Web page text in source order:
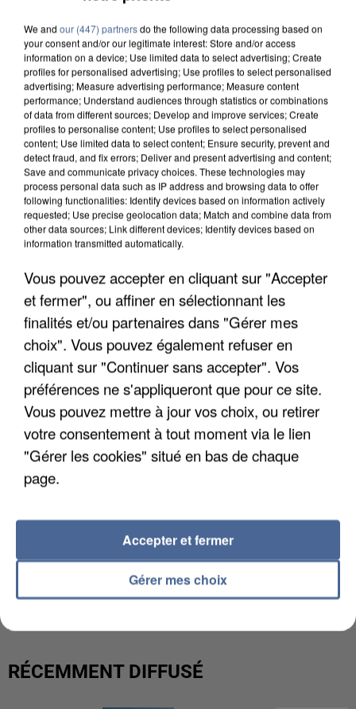
INTERMARCHÉ APRÈS UNE...
VISÉS PAR DES INGÉRENCES...
RÉCEMMENT DIFFUSÉ
We and our (447) partnersdo the following data processing based on
your consent and/or our legitimate interest: Store and/or access
information on a device; Use limited data to select advertising; Create
profiles for personalised advertising; Use profiles to select personalised
advertising; Measure advertising performance; Measure content
performance; Understand audiences through statistics or combinations
of data from different sources; Develop and improve services; Create
profiles to personalise content; Use profiles to select personalised
content; Use limited data to select content; Ensure security, prevent and
detect fraud, and fix errors; Deliver and present advertising and content;
Save and communicate privacy choices. These technologies may
process personal data such as IP address and browsing data to offer
following functionalities: Identify devices based on information actively
requested; Use precise geolocation data; Match and combine data from
other data sources; Link different devices; Identify devices based on
information transmitted automatically.
Vous pouvez accepter en cliquant sur "Accepter
et fermer", ou affiner en sélectionnant les
finalités et/ou partenaires dans "Gérer mes
choix". Vous pouvez également refuser en
cliquant sur "Continuer sans accepter". Vos
préférences ne s'appliqueront que pour ce site.
Vous pouvez mettre à jour vos choix, ou retirer
votre consentement à tout moment via le lien
"Gérer les cookies" situé en bas de chaque
page.
Gérer mes choix
Accepter et fermer